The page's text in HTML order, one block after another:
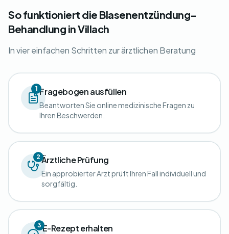
So funktioniert die Blasenentzündung-
Behandlung in Villach
In vier einfachen Schritten zur ärztlichen Beratung
1 Fragebogen ausfüllen
Beantworten Sie online medizinische Fragen zu
Ihren Beschwerden.
2Ärztliche Prüfung
Ein approbierter Arzt prüft Ihren Fall individuell und
sorgfältig.
3E-Rezept erhalten